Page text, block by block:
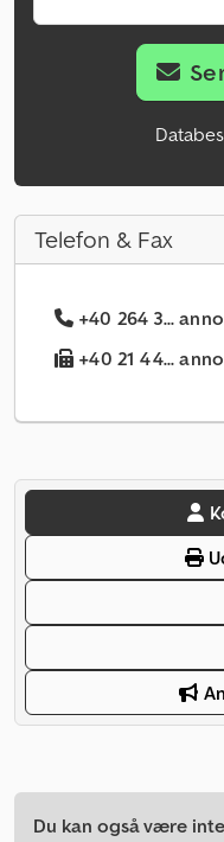
Telefon & Fax
+40 264 3...
+40 21 44...
Du kan også være